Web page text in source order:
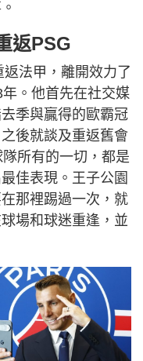
返PSG
法甲，離開效力了
。他首先在社交媒
季與贏得的歐霸冠
後就談及重返舊會
所有的一切，都是
佳表現。王子公園
那裡踢過一次，就
場和球迷重逢，並